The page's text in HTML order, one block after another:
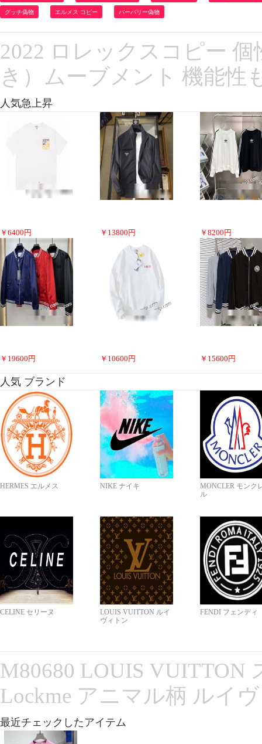
グッチ偽物 エルメス コピー バーバリー偽物
2022 ロレックスコピー
き）ムーブメント 機能性
人気急上昇
￥ 6400 円 ￥ 13800 円 ￥ 8200 円
￥ 19600 円 ￥ 10600 円 ￥ 15600 円
人気 ブランド
HERMES エルメス NIKE ナイキ
MONCLER モンク
ル
CELINE セリーヌ
LOUIS VUITTON ルイ
ヴィトン
FENDI フェンディ
M80680 LOUIS VUITTON
Lockme アニマル柄 ルイ
最近チェックしたアイテム